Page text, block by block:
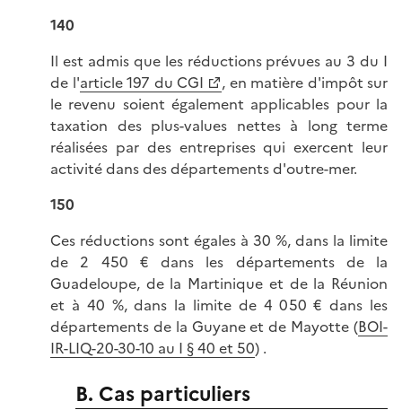
140
Il est admis que les réductions prévues au 3 du I
de l'article 197 du CGI
, en matière d'impôt sur
le revenu soient également applicables pour la
taxation des plus-values nettes à long terme
réalisées par des entreprises qui exercent leur
activité dans des départements d'outre-mer.
150
Ces réductions sont égales à 30 %, dans la limite
de 2 450 € dans les départements de la
Guadeloupe, de la Martinique et de la Réunion
et à 40 %, dans la limite de 4 050 € dans les
départements de la Guyane et de Mayotte (BOI-
IR-LIQ-20-30-10 au I § 40 et 50) .
B. Cas particuliers